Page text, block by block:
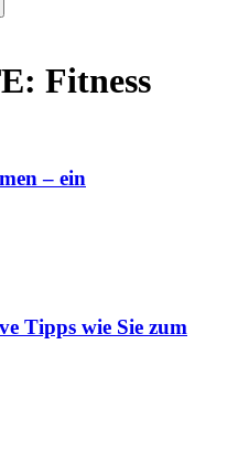
Fitness
– ein
Tipps wie Sie zum